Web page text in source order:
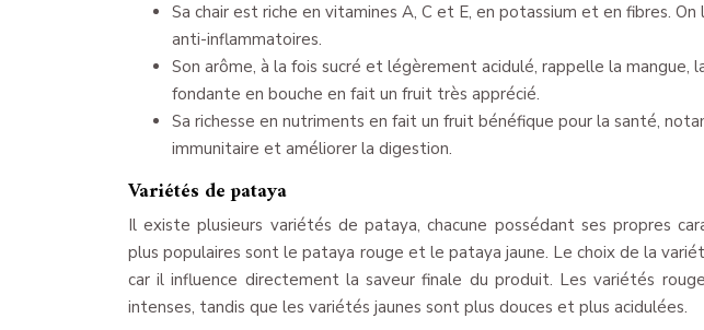
Sa chair est riche en vitamines A, C et E, en potassium et en fibres.
anti-inflammatoires.
Son arôme, à la fois sucré et légèrement acidulé, rappelle la
fondante en bouche en fait un fruit très apprécié.
Sa richesse en nutriments en fait un fruit bénéfique pour la santé,
immunitaire et améliorer la digestion.
Variétés de pataya
Il existe plusieurs variétés de pataya, chacune possédant ses propres
plus populaires sont le pataya rouge et le pataya jaune. Le choix de la
car il influence directement la saveur finale du produit. Les variétés
intenses, tandis que les variétés jaunes sont plus douces et plus acidulées.